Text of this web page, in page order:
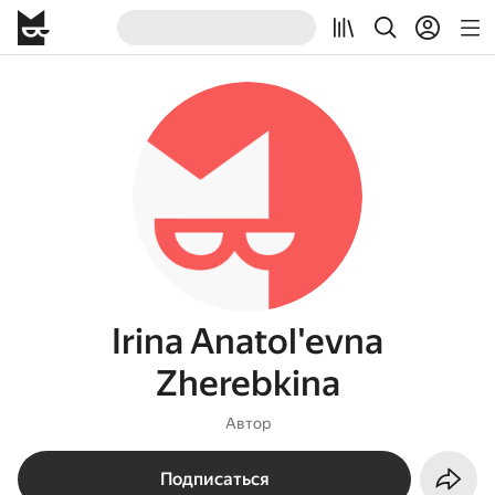
Irina Anatol'evna
Zherebkina
Автор
Подписаться